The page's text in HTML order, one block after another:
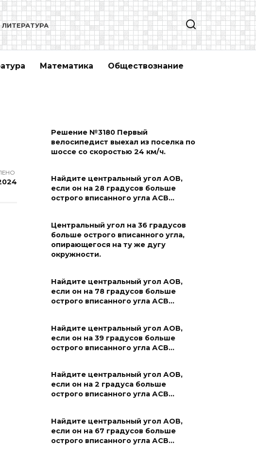
ЛИТЕРАТУРА
Математика Обществознание
Решение №3180 Первый
велосипедист выехал из поселка по
шоссе со скоростью 24 км/ч.
Найдите центральный угол АОВ,
если он на 28 градусов больше
острого вписанного угла АСВ…
Центральный угол на 36 градусов
больше острого вписанного угла,
опирающегося на ту же дугу
окружности.
Найдите центральный угол АОВ,
если он на 78 градусов больше
острого вписанного угла АСВ…
Найдите центральный угол АОВ,
если он на 39 градусов больше
острого вписанного угла АСВ…
Найдите центральный угол АОВ,
если он на 2 градуса больше
острого вписанного угла АСВ…
Найдите центральный угол АОВ,
если он на 67 градусов больше
острого вписанного угла АСВ…